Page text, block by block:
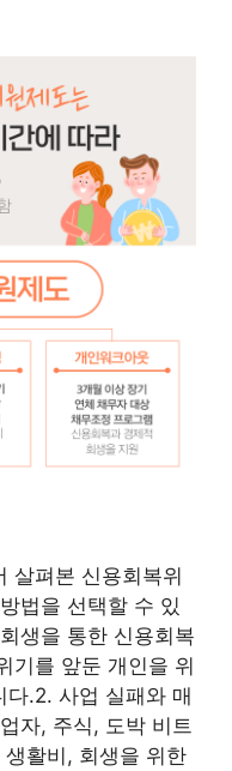
살펴본 신용회복위
법을 선택할 수 있
생을 통한 신용회복
기를 앞둔 개인을 위
다.2. 사업 실패와 매
자, 주식, 도박 비트
활비, 회생을 위한